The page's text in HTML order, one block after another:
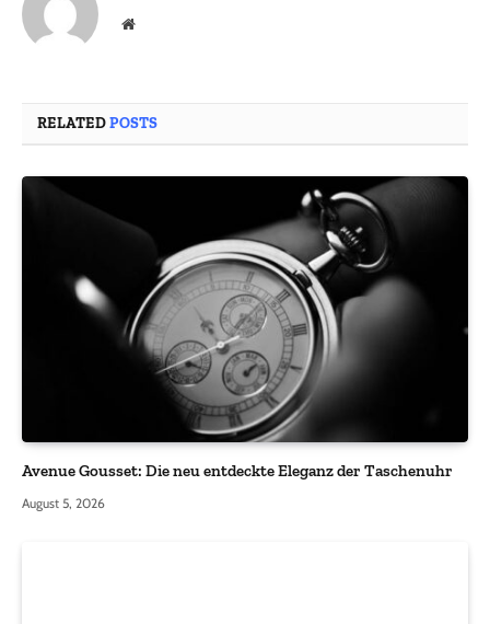
Website
RELATEDPOSTS
Avenue Gousset: Die neu entdeckte Eleganz der Taschenuhr
August 5, 2026